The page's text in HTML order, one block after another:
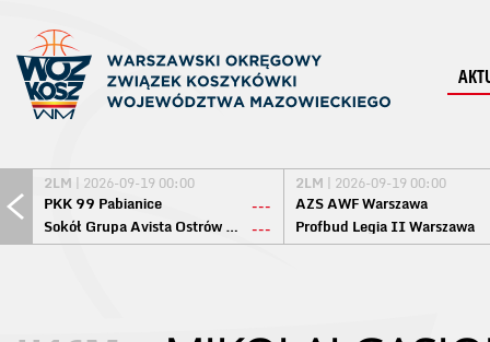
2LM | 2026-09-19 00:00
PKK 99 Pabianice
---
Sokół Grupa Avista Ostrów Maz. ---
2LM | 2026-09-19 00:00
AZS AWF Warszawa
Profbud Legia II Warszawa